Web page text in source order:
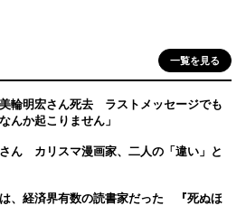
一覧を見る
輪明宏さん死去 ラストメッセージでも
か起こりません」
ん カリスマ漫画家、二人の「違い」と
、経済界有数の読書家だった 『死ぬほ